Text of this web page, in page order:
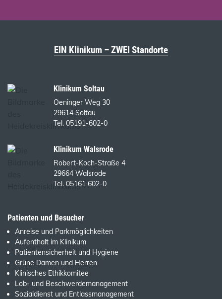
EIN Klinikum – ZWEI Standorte
Klinikum Soltau
Oeninger Weg 30
29614 Soltau
Tel. 05191-602-0
Klinikum Walsrode
Robert-Koch-Straße 4
29664 Walsrode
Tel. 05161 602-0
Patienten und Besucher
Anreise und Parkmöglichkeiten
Aufenthalt im Klinikum
Patientensicherheit und Hygiene
Grüne Damen und Herren
Klinisches Ethikkomitee
Lob- und Beschwerdemanagement
Sozialdienst und Entlassmanagement